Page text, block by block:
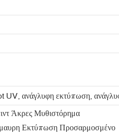
UV, ανάγλυφη εκτύπωση,